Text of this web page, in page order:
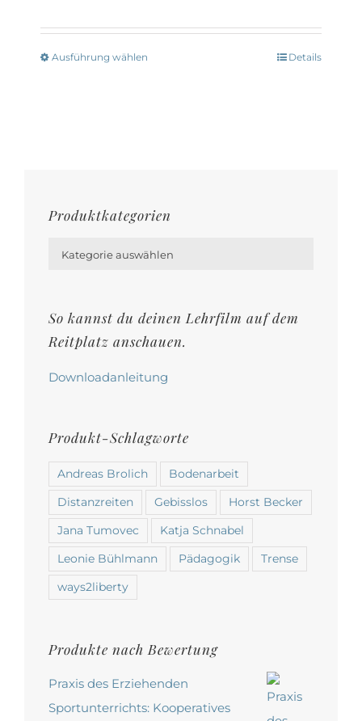
Die
Ausführung wählen
können
Produktseite
gewählt
werden
Details
Produktkategorien
Kategorie auswählen
So kannst du deinen Lehrfilm auf dem
Reitplatz anschauen.
Downloadanleitung
Produkt-Schlagworte
Andreas Brolich Bodenarbeit
Distanzreiten Gebisslos Horst Becker
Jana Tumovec Katja Schnabel
Leonie Bühlmann Pädagogik Trense
ways2liberty
Produkte nach Bewertung
Praxis des Erziehenden
Sportunterrichts: Kooperatives